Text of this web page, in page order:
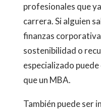
profesionales que
carrera. Si alguien
finanzas
sostenibilidad o
especializado
que un MBA.
También puede ser